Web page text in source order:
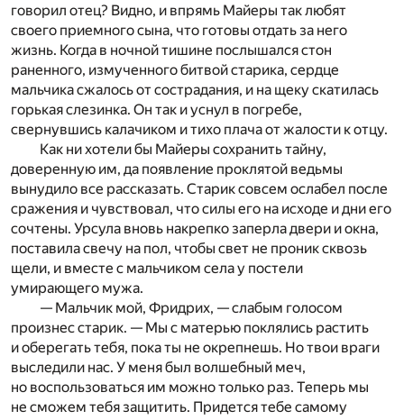
говорил отец? Видно, и впрямь Майеры так любят
своего приемного сына, что готовы отдать за него
жизнь. Когда в ночной тишине послышался стон
раненного, измученного битвой старика, сердце
мальчика сжалось от сострадания, и на щеку скатилась
горькая слезинка. Он так и уснул в погребе,
свернувшись калачиком и тихо плача от жалости к отцу.
Как ни хотели бы Майеры сохранить тайну,
доверенную им, да появление проклятой ведьмы
вынудило все рассказать. Старик совсем ослабел после
сражения и чувствовал, что силы его на исходе и дни его
сочтены. Урсула вновь накрепко заперла двери и окна,
поставила свечу на пол, чтобы свет не проник сквозь
щели, и вместе с мальчиком села у постели
умирающего мужа.
— Мальчик мой, Фридрих, — слабым голосом
произнес старик. — Мы с матерью поклялись растить
и оберегать тебя, пока ты не окрепнешь. Но твои враги
выследили нас. У меня был волшебный меч,
но воспользоваться им можно только раз. Теперь мы
не сможем тебя защитить. Придется тебе самому